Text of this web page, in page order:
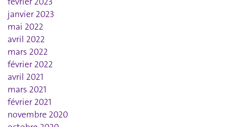
janvier 2023
mai 2022
avril 2022
mars 2022
février 2022
avril 2021
mars 2021
février 2021
novembre 2020